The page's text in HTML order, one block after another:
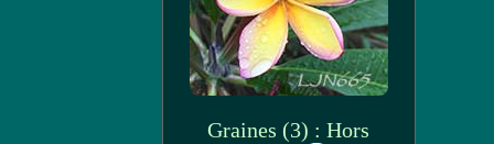
Graines (3) : Hors